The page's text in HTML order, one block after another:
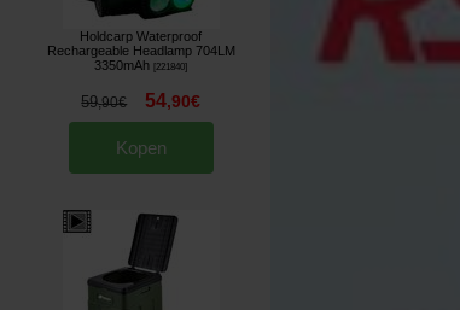
Holdcarp Waterproof
Rechargeable Headlamp 704LM
3350mAh [221840]
59,90€ 54,90€
Kopen